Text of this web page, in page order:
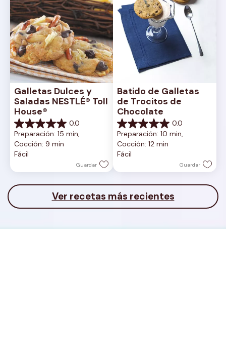
Galletas Dulces y
Saladas NESTLÉ® Toll
House®
0.0
0.0
de
5
estrellas.
Preparación: 15 min,
Cocción: 9 min
Fácil
Guardar
Batido de Galletas
de Trocitos de
Chocolate
0.0
0.0
de
5
estrellas.
Preparación: 10 min,
Cocción: 12 min
Fácil
Guardar
Ver recetas más recientes